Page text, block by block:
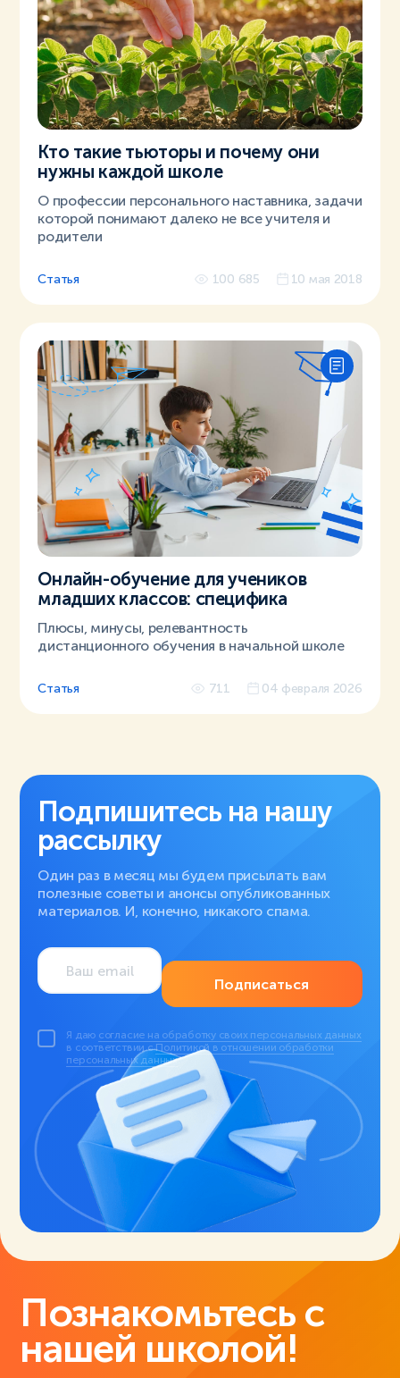
Кто такие тьюторы и почему они
нужны каждой школе
О профессии персонального наставника, задачи
которой понимают далеко не все учителя и
родители
Статья 100 685 10 мая 2018
Онлайн-обучение для учеников
младших классов: специфика
Плюсы, минусы, релевантность
дистанционного обучения в начальной школе
Статья 711 04 февраля 2026
Подпишитесь на нашу
рассылку
Один раз в месяц мы будем присылать вам
полезные советы и анонсы опубликованных
материалов. И, конечно, никакого спама.
Подписаться
Я даю согласие на обработку своих персональных данных
в соответствии сПолитикой в отношении обработки
персональных данных.
Познакомьтесь с
нашей школой!